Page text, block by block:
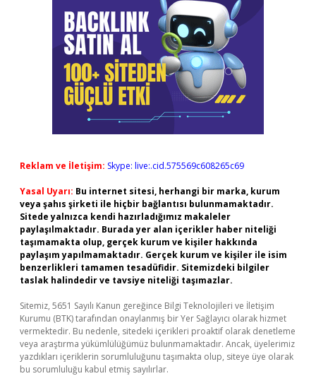
Reklam ve İletişim: Skype: live:.cid.575569c608265c69
Yasal Uyarı: Bu internet sitesi, herhangi bir marka, kurum
veya şahıs şirketi ile hiçbir bağlantısı bulunmamaktadır.
Sitede yalnızca kendi hazırladığımız makaleler
paylaşılmaktadır. Burada yer alan içerikler haber niteliği
taşımamakta olup, gerçek kurum ve kişiler hakkında
paylaşım yapılmamaktadır. Gerçek kurum ve kişiler ile isim
benzerlikleri tamamen tesadüfidir. Sitemizdeki bilgiler
taslak halindedir ve tavsiye niteliği taşımazlar.
Sitemiz, 5651 Sayılı Kanun gereğince Bilgi Teknolojileri ve İletişim
Kurumu (BTK) tarafından onaylanmış bir Yer Sağlayıcı olarak hizmet
vermektedir. Bu nedenle, sitedeki içerikleri proaktif olarak denetleme
veya araştırma yükümlülüğümüz bulunmamaktadır. Ancak, üyelerimiz
yazdıkları içeriklerin sorumluluğunu taşımakta olup, siteye üye olarak
bu sorumluluğu kabul etmiş sayılırlar.